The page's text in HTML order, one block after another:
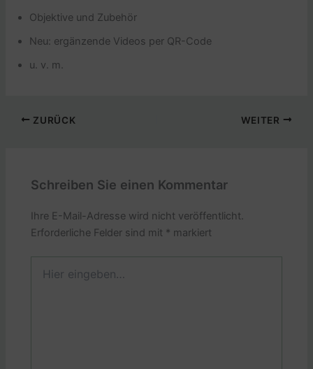
Objektive und Zubehör
Neu: ergänzende Videos per QR-Code
u. v. m.
ZURÜCK WEITER
Schreiben Sie einen Kommentar
Ihre E-Mail-Adresse wird nicht veröffentlicht.
Erforderliche Felder sind mit * markiert
eingeben…